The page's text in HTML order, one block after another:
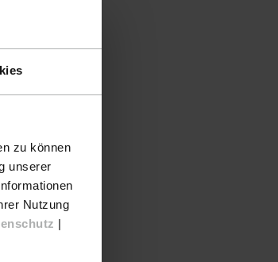
zu können
unserer
Nutzung
|